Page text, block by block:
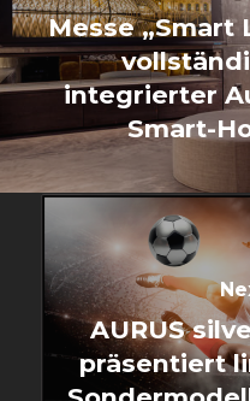
Messe „Smart
integrierter
Smart-
AURUS
präsentiert